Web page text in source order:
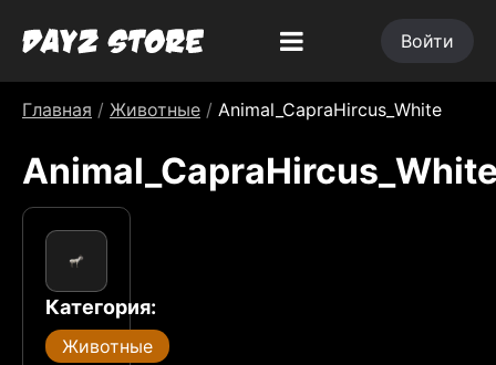
Войти
Главная / Животные / Animal_CapraHircus_White
Категория:
Животные